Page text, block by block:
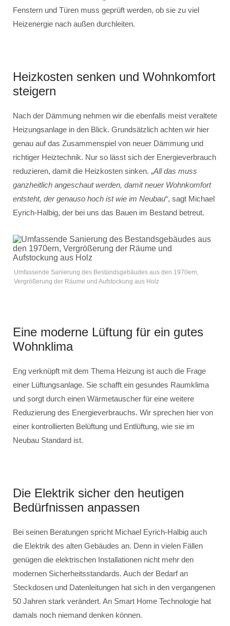
Fenstern und Türen muss geprüft werden, ob sie zu viel
Heizenergie nach außen durchleiten.
Heizkosten senken und Wohnkomfort
steigern
Nach der Dämmung nehmen wir die ebenfalls meist veraltete
Heizungsanlage in den Blick. Grundsätzlich achten wir hier
genau auf das Zusammenspiel von neuer Dämmung und
richtiger Heiztechnik. Nur so lässt sich der Energieverbrauch
reduzieren, damit die Heizkosten sinken. „All das muss
ganzheitlich angeschaut werden, damit neuer Wohnkomfort
entsteht, der genauso hoch ist wie im Neubau“, sagt Michael
Eyrich-Halbig, der bei uns das Bauen im Bestand betreut.
Umfassende Sanierung des Bestandsgebäudes aus den 1970ern,
Vergrößerung der Räume und Aufstockung aus Holz
Eine moderne Lüftung für ein gutes
Wohnklima
Eng verknüpft mit dem Thema Heizung ist auch die Frage
einer Lüftungsanlage. Sie schafft ein gesundes Raumklima
und sorgt durch einen Wärmetauscher für eine weitere
Reduzierung des Energieverbrauchs. Wir sprechen hier von
einer kontrollierten Belüftung und Entlüftung, wie sie im
Neubau Standard ist.
Die Elektrik sicher den heutigen
Bedürfnissen anpassen
Bei seinen Beratungen spricht Michael Eyrich-Halbig auch
die Elektrik des alten Gebäudes an. Denn in vielen Fällen
genügen die elektrischen Installationen nicht mehr den
modernen Sicherheitsstandards. Auch der Bedarf an
Steckdosen und Datenleitungen hat sich in den vergangenen
50 Jahren stark verändert. An Smart Home Technologie hat
damals noch niemand denken können.